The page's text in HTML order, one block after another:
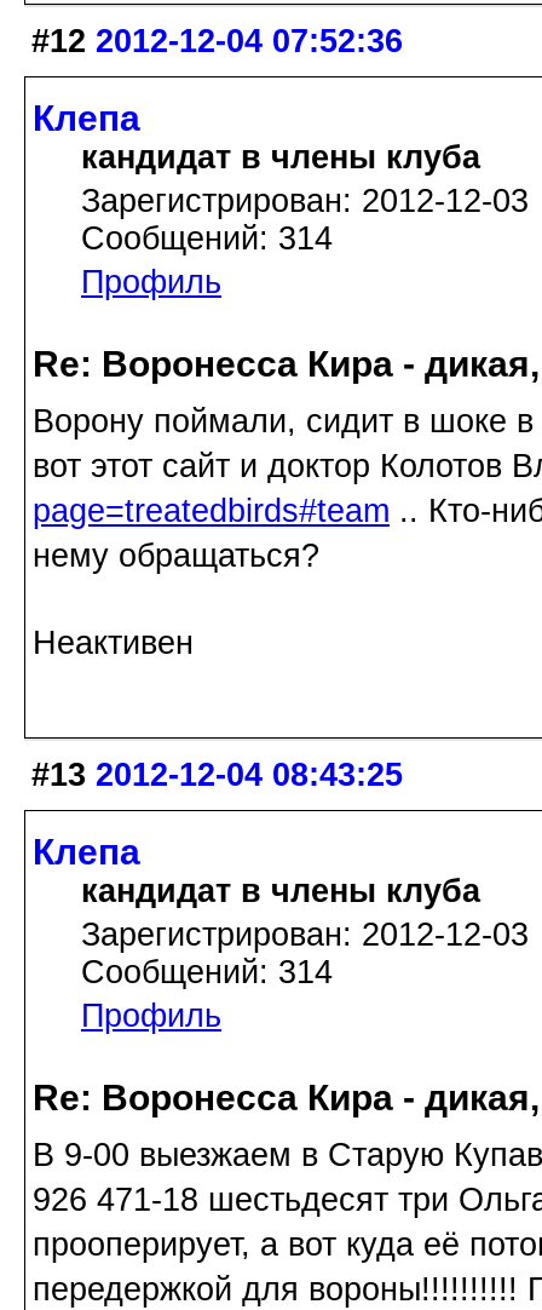
#12 2012-12-04 07:52:36
Клепа
кандидат в члены клуба
Зарегистрирован: 2012-12-03
Сообщений: 314
Профиль
Re: Воронесса Кира -
Ворону поймали, сидит в шоке
вот этот сайт и доктор Колотов
page=treatedbirds#team .. Кто-
нему обращаться?
Неактивен
#13 2012-12-04 08:43:25
Клепа
кандидат в члены клуба
Зарегистрирован: 2012-12-03
Сообщений: 314
Профиль
Re: Воронесса Кира -
В 9-00 выезжаем в Старую
926 471-18 шестьдесят три
прооперирует, а вот куда её
передержкой для вороны!!!!!!!!!!